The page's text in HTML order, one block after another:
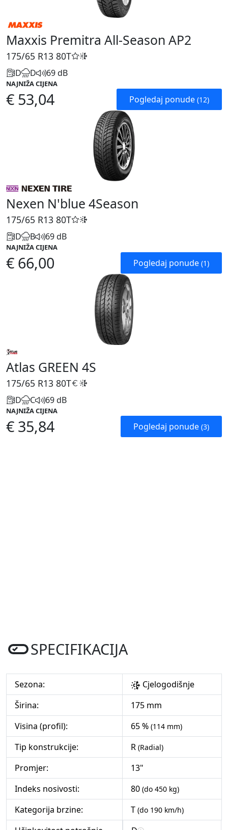
Maxxis Premitra All-Season AP2
175/65 R13 80T
D D 69 dB
NAJNIŽA CIJENA
€ 53,04 Pogledaj ponude (12)
Nexen N'blue 4Season
175/65 R13 80T
D B 69 dB
NAJNIŽA CIJENA
€ 66,00 Pogledaj ponude (1)
Atlas GREEN 4S
175/65 R13 80T
D C 69 dB
NAJNIŽA CIJENA
€ 35,84 Pogledaj ponude (3)
SPECIFIKACIJA
Sezona:
Cjelogodišnje
Širina:
175 mm
Visina (profil):
65 % (114 mm)
Tip konstrukcije: R (Radial)
Promjer:
13"
Indeks nosivosti:
80 (do 450 kg)
Kategorija brzine: T (do 190 km/h)